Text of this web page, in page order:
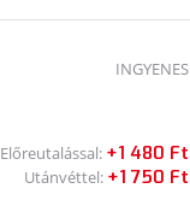
INGYENES
Előreutalással: +1 480 Ft
Utánvéttel: +1 750 Ft